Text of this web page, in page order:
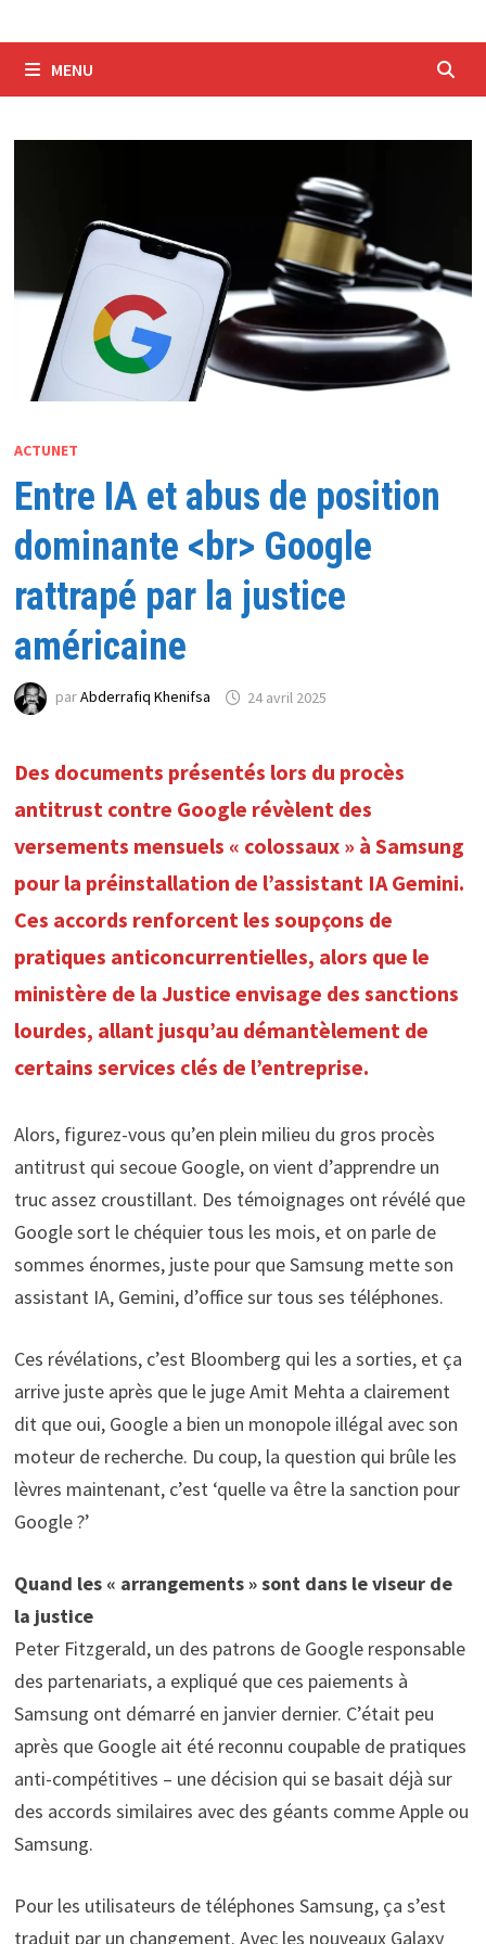
MENU
ACTUNET
Entre IA et abus de position
dominante <br> Google
rattrapé par la justice
américaine
parAbderrafiq Khenifsa 24 avril 2025
Des documents présentés lors du procès
antitrust contre Google révèlent des
versements mensuels « colossaux » à Samsung
pour la préinstallation de l’assistant IA Gemini.
Ces accords renforcent les soupçons de
pratiques anticoncurrentielles, alors que le
ministère de la Justice envisage des sanctions
lourdes, allant jusqu’au démantèlement de
certains services clés de l’entreprise.
Alors, figurez-vous qu’en plein milieu du gros procès
antitrust qui secoue Google, on vient d’apprendre un
truc assez croustillant. Des témoignages ont révélé que
Google sort le chéquier tous les mois, et on parle de
sommes énormes, juste pour que Samsung mette son
assistant IA, Gemini, d’office sur tous ses téléphones.
Ces révélations, c’est Bloomberg qui les a sorties, et ça
arrive juste après que le juge Amit Mehta a clairement
dit que oui, Google a bien un monopole illégal avec son
moteur de recherche. Du coup, la question qui brûle les
lèvres maintenant, c’est ‘quelle va être la sanction pour
Google ?’
Quand les « arrangements » sont dans le viseur de
la justice
Peter Fitzgerald, un des patrons de Google responsable
des partenariats, a expliqué que ces paiements à
Samsung ont démarré en janvier dernier. C’était peu
après que Google ait été reconnu coupable de pratiques
anti-compétitives – une décision qui se basait déjà sur
des accords similaires avec des géants comme Apple ou
Samsung.
Pour les utilisateurs de téléphones Samsung, ça s’est
traduit par un changement. Avec les nouveaux Galaxy